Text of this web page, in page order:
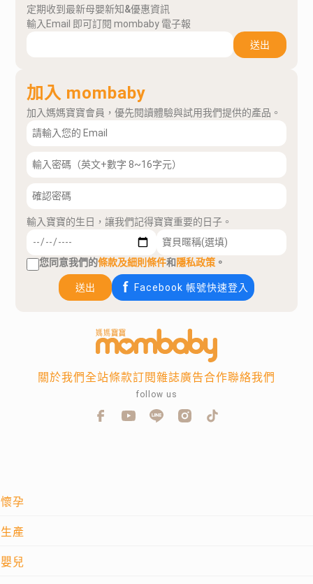
定期收到最新母嬰新知&優惠資訊
輸入Email 即可訂閱 mombaby 電子報
送出
加入 mombaby
加入媽媽寶寶會員，優先閱讀體驗與試用我們提供的產品。
輸入寶寶的生日，讓我們記得寶寶重要的日子。
您同意我們的條款及細則條件和隱私政策 。
送出 Facebook 帳號快速登入
懷孕
生產
嬰兒
關於我們全站條款訂閱雜誌廣告合作聯絡我們
follow us